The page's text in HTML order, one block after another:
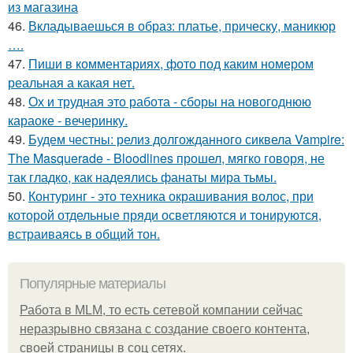
из магазина
46. Вкладываешься в образ: платье, прическу, маникюр
….
47. Пиши в комментариях, фото под каким номером
реальная а какая нет.
48. Ох и трудная это работа - сборы на новогоднюю
караоке - вечеринку.
49. Будем честны: релиз долгожданного сиквела Vampire:
The Masquerade - Bloodlines прошел, мягко говоря, не
так гладко, как надеялись фанаты мира тьмы.
50. Контуринг - это техника окрашивания волос, при
которой отдельные пряди осветляются и тонируются,
встраиваясь в общий тон.
Популярные материалы
Работа в MLM, то есть сетевой компании сейчас
неразрывно связана с создание своего контента,
своей страницы в соц сетях.